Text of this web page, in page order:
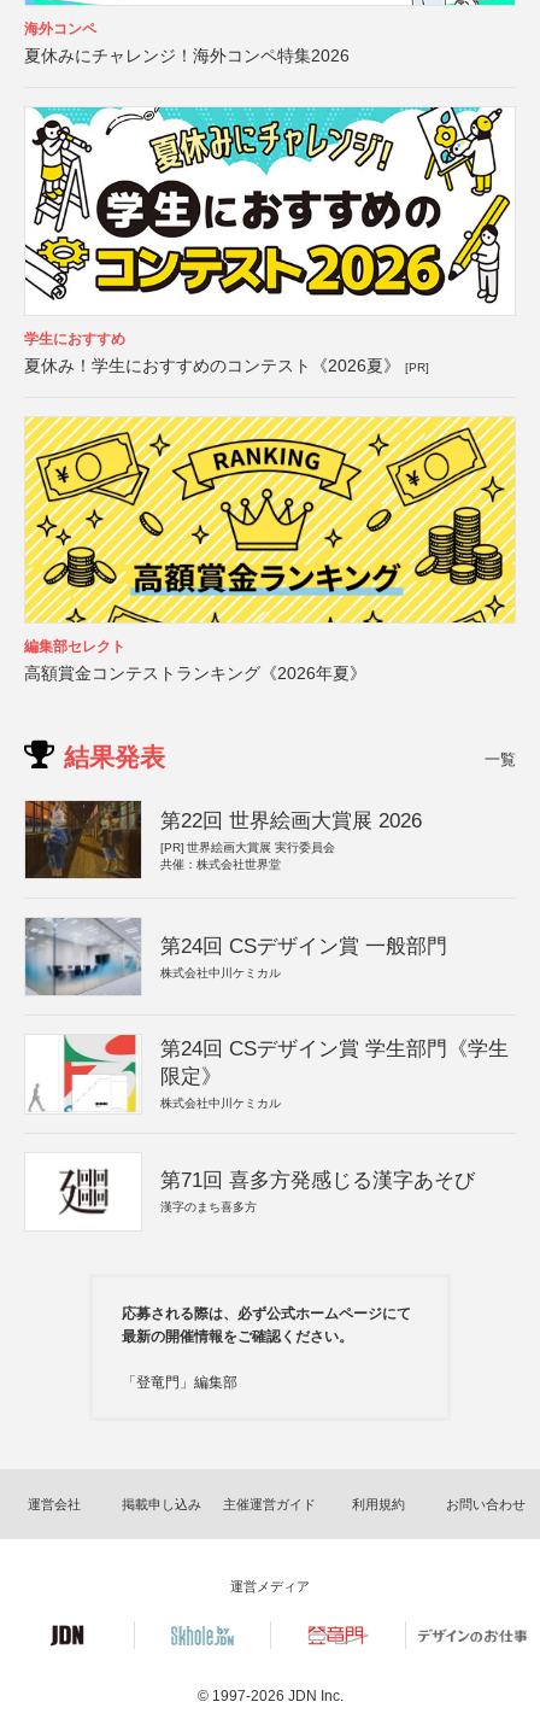
海外コンペ
夏休みにチャレンジ！海外コンペ特集2026
学生におすすめ
夏休み！学生におすすめのコンテスト《2026夏》 [PR]
編集部セレクト
高額賞金コンテストランキング《2026年夏》
結果発表 一覧
第22回 世界絵画大賞展 2026
[PR] 世界絵画大賞展 実行委員会
共催：株式会社世界堂
第24回 CSデザイン賞 一般部門
株式会社中川ケミカル
第24回 CSデザイン賞 学生部門《学生
限定》
株式会社中川ケミカル
第71回 喜多方発感じる漢字あそび
漢字のまち喜多方
応募される際は、必ず公式ホームページにて
最新の開催情報をご確認ください。
「登竜門」編集部
運営会社 掲載申し込み 主催運営ガイド 利用規約 お問い合わせ
運営メディア
© 1997-2026 JDN Inc.